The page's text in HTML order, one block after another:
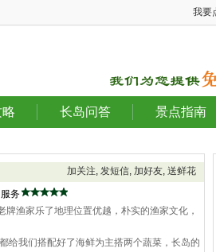
我要
长岛问答 景点指南
加关注, 发短信, 加好友, 送鲜花
服务
渔家乐了地理位置优越，朴实的渔家文化，
给我们搭配好了海鲜为主搭两个蔬菜，长岛的